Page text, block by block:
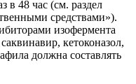
в 48 час (см. раздел
средствами»).
изофермента
кетоконазол,
должна составлять